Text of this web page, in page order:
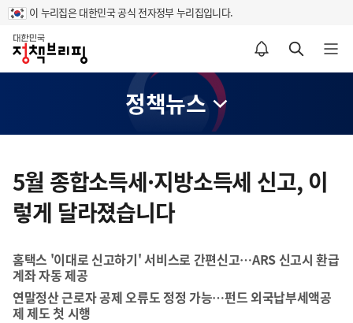
이 누리집은 대한민국 공식 전자정부 누리집입니다.
홈
알림설정 바로가기 검색 바로가기 메뉴 열기
정책뉴스
텐
츠
영
5월 종합소득세·지방소득세 신고, 이
렇게 달라졌습니다
홈택스 '이대로 신고하기' 서비스로 간편신고…ARS 신고시 환급
계좌 자동 제공
연말정산 근로자 공제 오류도 정정 가능…펀드 외국납부세액공
제 제도 첫 시행